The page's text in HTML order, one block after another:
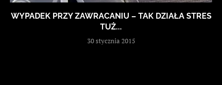
WYPADEK PRZY ZAWRACANIU – TAK DZIAŁA STRES
TUŻ...
30 stycznia 2015